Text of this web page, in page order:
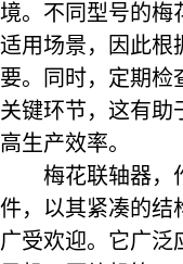
境。不同型号的梅
适用场景，因此根
要。同时，定期检
关键环节，这有助
高生产效率。
梅花联轴器，
件，以其紧凑的结
广受欢迎。它广泛